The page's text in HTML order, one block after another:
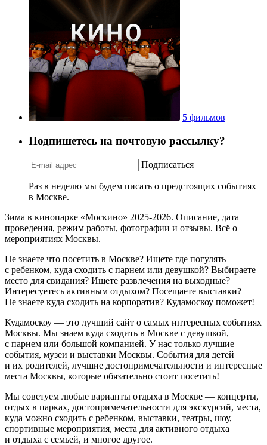
5 фильмов
Подпишетесь на почтовую рассылку?
Подписаться
Раз в неделю мы будем писать о предстоящих событиях
в Москве.
Зима в кинопарке «Москино» 2025-2026. Описание, дата
проведения, режим работы, фотографии и отзывы. Всё о
мероприятиях Москвы.
Не знаете что посетить в Москве? Ищете где погулять
с ребенком, куда сходить с парнем или девушкой? Выбираете
место для свидания? Ищете развлечения на выходные?
Интересуетесь активным отдыхом? Посещаете выставки?
Не знаете куда сходить на корпоратив? Кудамоскоу поможет!
Кудамоскоу — это лучший сайт о самых интересных событиях
Москвы. Мы знаем куда сходить в Москве с девушкой,
с парнем или большой компанией. У нас только лучшие
события, музеи и выставки Москвы. События для детей
и их родителей, лучшие достопримечательности и интересные
места Москвы, которые обязательно стоит посетить!
Мы советуем любые варианты отдыха в Москве — концерты,
отдых в парках, достопримечательности для экскурсий, места,
куда можно сходить с ребенком, выставки, театры, шоу,
спортивные мероприятия, места для активного отдыха
и отдыха с семьей, и многое другое.